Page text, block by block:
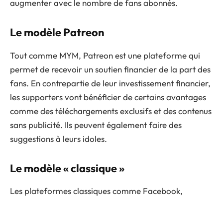
augmenter avec le nombre de fans abonnés.
Le modèle Patreon
Tout comme MYM, Patreon est une plateforme qui
permet de recevoir un soutien financier de la part des
fans. En contrepartie de leur investissement financier,
les supporters vont bénéficier de certains avantages
comme des téléchargements exclusifs et des contenus
sans publicité. Ils peuvent également faire des
suggestions à leurs idoles.
Le modèle « classique »
Les plateformes classiques comme Facebook,